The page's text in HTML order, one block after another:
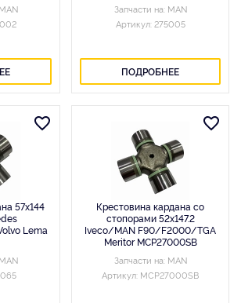
Запчасти на: MAN
Артикул: 275005
ПОДРОБНЕЕ
57x144
Lema
Крестовина кардана со
стопорами 52x147.2
Iveco/MAN F90/F2000/TGA
Meritor MCP27000SB
Запчасти на: MAN
Артикул: MCP27000SB